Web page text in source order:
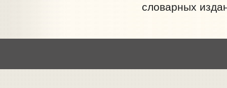
словарных